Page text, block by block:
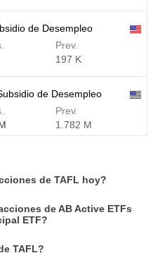
de Desempleo
Prev.
197 K
de Desempleo
Prev.
1.782 M
de TAFL hoy?
de AB Active ETFs
ETF?
TAFL?